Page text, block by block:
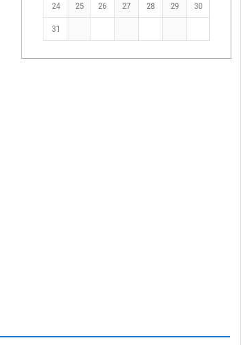
24 25 26 27 28 29 30
31